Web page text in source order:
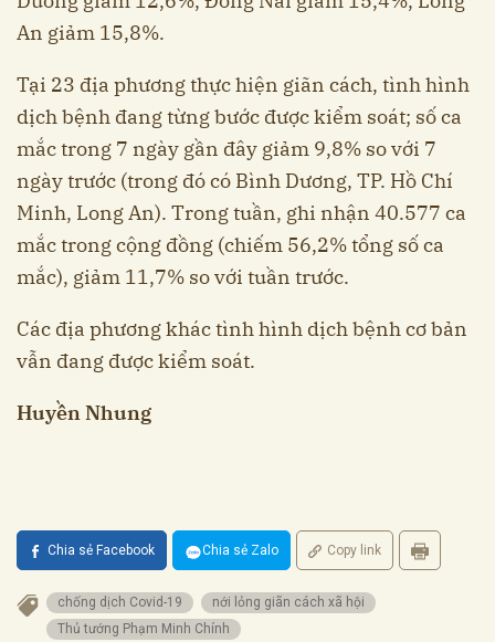
An giảm 15,8%.
Tại 23 địa phương thực hiện giãn cách, tình hình
dịch bệnh đang từng bước được kiểm soát; số ca
mắc trong 7 ngày gần đây giảm 9,8% so với 7
ngày trước (trong đó có Bình Dương, TP. Hồ Chí
Minh, Long An). Trong tuần, ghi nhận 40.577 ca
mắc trong cộng đồng (chiếm 56,2% tổng số ca
mắc), giảm 11,7% so với tuần trước.
Các địa phương khác tình hình dịch bệnh cơ bản
vẫn đang được kiểm soát.
Huyền Nhung
Chia sẻ Facebook Chia sẻ Zalo Copy link
chống dịch Covid-19
nới lỏng giãn cách xã hội
Thủ tướng Phạm Minh Chính